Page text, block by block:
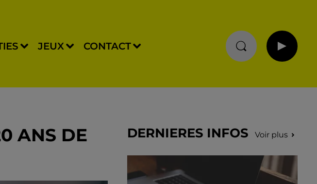
JEUX CONTACT
ANS DE
DERNIERES INFOS Voir plus